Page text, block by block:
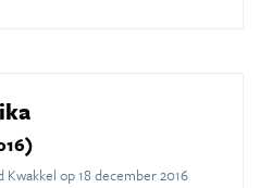
op 18 december 2016